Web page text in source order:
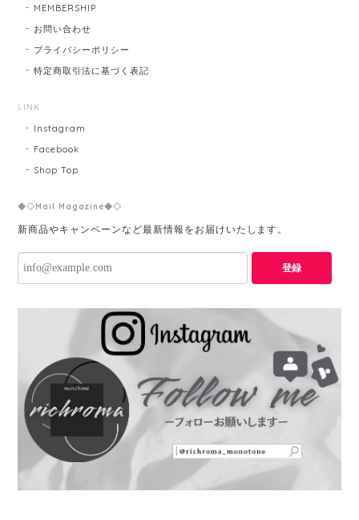
MEMBERSHIP
お問い合わせ
プライバシーポリシー
特定商取引法に基づく表記
LINK
Instagram
Facebook
Shop Top
◆◇Mail Magazine◆◇
新商品やキャンペーンなど最新情報をお届けいたします。
登録